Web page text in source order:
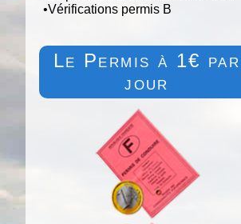
•Vérifications permis B
Le Permis à 1€ par
jour